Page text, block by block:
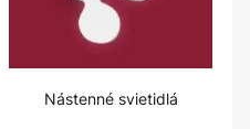
Nástenné svietidlá